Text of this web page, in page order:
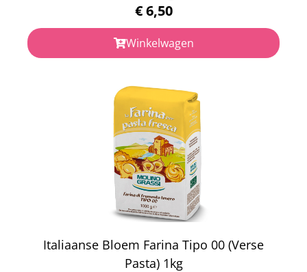
€6,50
Winkelwagen
Italiaanse Bloem Farina Tipo 00 (Verse
Pasta) 1kg